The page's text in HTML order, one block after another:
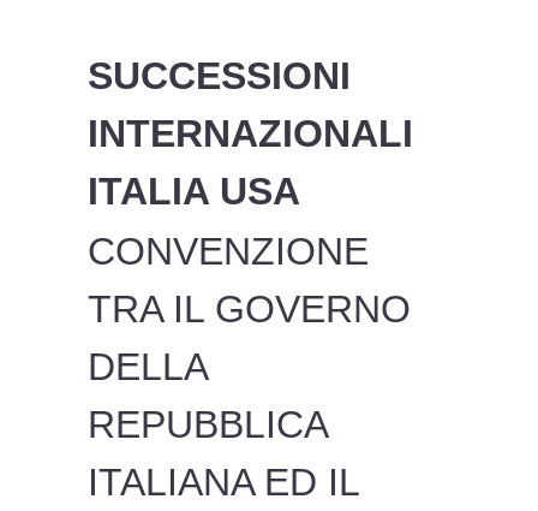
SUCCESSIONI
INTERNAZIONALI
ITALIA USA
CONVENZIONE
TRA IL GOVERNO
DELLA
REPUBBLICA
ITALIANA ED IL